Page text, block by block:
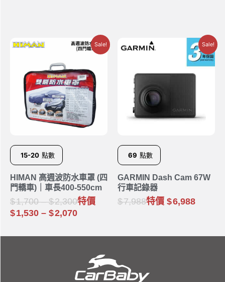
Sale!
15-20 點數
HIMAN 高週波防水車罩 (四
門轎車)｜車長400-550cm
1,700– 2,300特價
1,530 – 2,070
Sale!
69 點數
GARMIN Dash Cam 67W
行車記錄器
7,988特價 6,988